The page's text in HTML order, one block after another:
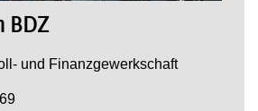
BDZ
und Finanzgewerkschaft